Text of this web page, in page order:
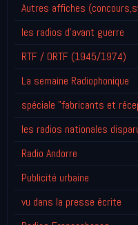
Autres affiches
les radios d'avant guerre
RTF / ORTF (1945/1974)
La semaine Radiophonique
spéciale "fabricants et
les radios nationales
Radio Andorre
Publicité urbaine
vu dans la presse écrite